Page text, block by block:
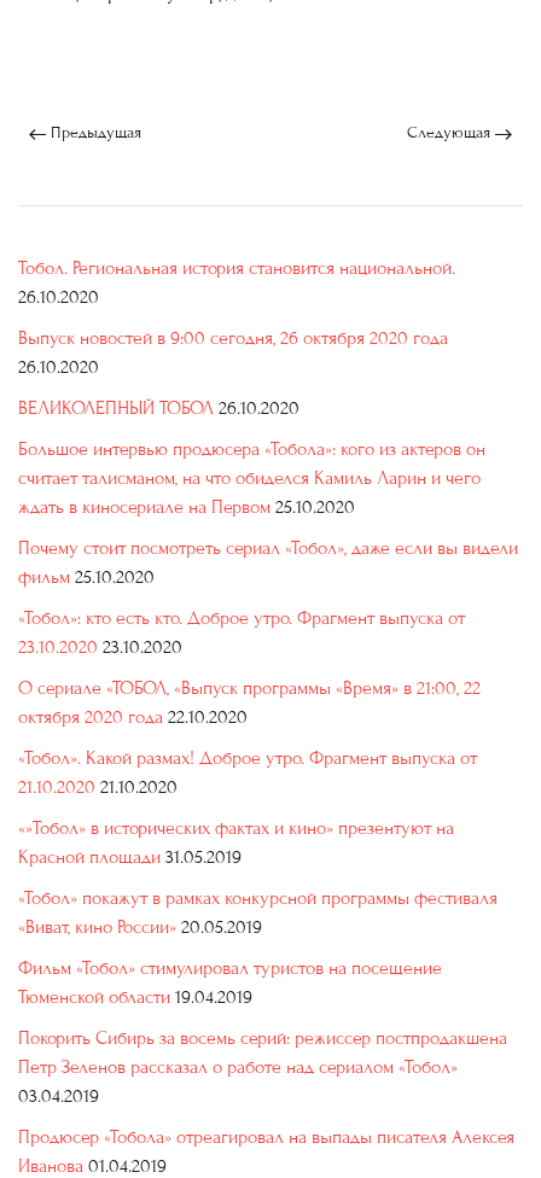
Предыдущая Следующая
Тобол. Региональная история становится национальной.
26.10.2020
Выпуск новостей в 9:00 сегодня, 26 октября 2020 года
26.10.2020
ВЕЛИКОЛЕПНЫЙ ТОБОЛ 26.10.2020
Большое интервью продюсера «Тобола»: кого из актеров он
считает талисманом, на что обиделся Камиль Ларин и чего
ждать в киносериале на Первом 25.10.2020
Почему стоит посмотреть сериал «Тобол», даже если вы видели
фильм 25.10.2020
«Тобол»: кто есть кто. Доброе утро. Фрагмент выпуска от
23.10.2020 23.10.2020
О сериале «ТОБОЛ, «Выпуск программы «Время» в 21:00, 22
октября 2020 года 22.10.2020
«Тобол». Какой размах! Доброе утро. Фрагмент выпуска от
21.10.2020 21.10.2020
«»Тобол» в исторических фактах и кино» презентуют на
Красной площади 31.05.2019
«Тобол» покажут в рамках конкурсной программы фестиваля
«Виват, кино России» 20.05.2019
Фильм «Тобол» стимулировал туристов на посещение
Тюменской области 19.04.2019
Покорить Сибирь за восемь серий: режиссер постпродакшена
Петр Зеленов рассказал о работе над сериалом «Тобол»
03.04.2019
Продюсер «Тобола» отреагировал на выпады писателя Алексея
Иванова 01.04.2019